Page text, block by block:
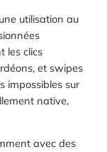
utilisation au
les clics
et swipes
impossibles sur
native,
avec des